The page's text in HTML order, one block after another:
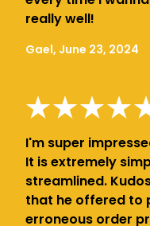
really well!
Gael, June 23, 2024
I'm super
It is extremely
streamlined.
that he offered to
erroneous order